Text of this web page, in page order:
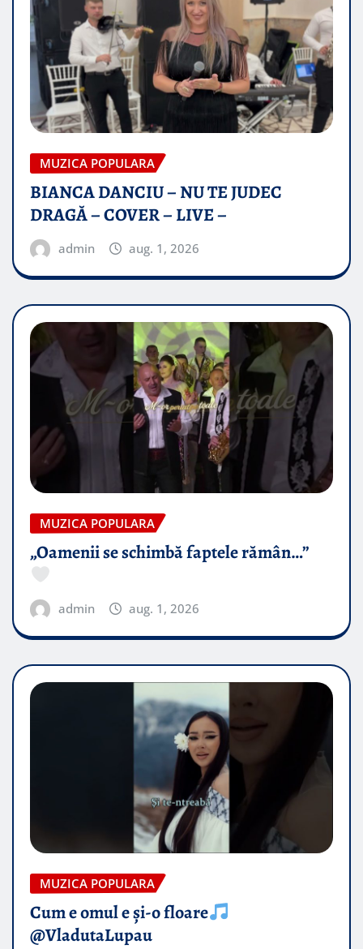
MUZICA POPULARA
BIANCA DANCIU – NU TE JUDEC
DRAGĂ – COVER – LIVE –
admin aug. 1, 2026
MUZICA POPULARA
„Oamenii se schimbă faptele rămân…”
admin aug. 1, 2026
MUZICA POPULARA
Cum e omul e și-o floare
@VladutaLupau